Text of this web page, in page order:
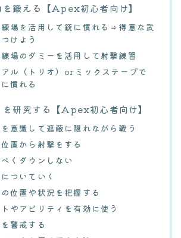
を鍛える【Apex初心者向け】
場を活用して銃に慣れる⇒得意な武
けよう
場のダミーを活用して射撃練習
ル（トリオ）orミックステープで
慣れる
を研究する【Apex初心者向け】
意識して遮蔽に隠れながら戦う
置から射撃をする
くダウンしない
ついていく
位置や状況を把握する
やアビリティを有効に使う
警戒する